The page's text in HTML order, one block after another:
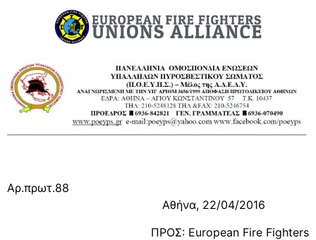
Αρ.πρωτ.88
Αθήνα, 22/04/2016
ΠΡΟΣ: European Fire Fighters